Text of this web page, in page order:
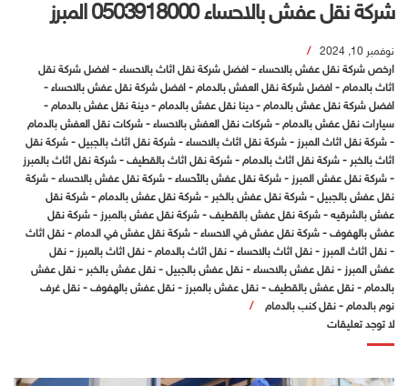
شركة نقل عفش بالاحساء 0503918000 المبرز
نوفمبر 10, 2024
ارخص شركة نقل عفش بالاحساء - افضل شركة نقل اثاث بالاحساء - افضل شركة نقل
اثاث بالدمام - افضل شركة نقل العفش بالدمام - افضل شركة نقل عفش بالاحساء -
افضل شركة نقل عفش بالدمام -دينا نقل عفش بالدمام -دينة نقل عفش بالدمام -
سيارات نقل عفش بالدمام - شركات نقل العفش بالاحساء - شركات نقل العفش بالدمام
- شركة نقل اثاث المبرز - شركة نقل اثاث بالاحساء - شركة نقل اثاث بالجبيل - شركة نقل
اثاث بالخبر - شركة نقل اثاث بالدمام - شركة نقل اثاث بالقطيف - شركة نقل اثاث بالمبرز
- شركة نقل عفش المبرز - شركة نقل عفش بالأحساء - شركة نقل عفش بالاحساء - شركة
نقل عفش بالجبيل - شركة نقل عفش بالخبر - شركة نقل عفش بالدمام - شركة نقل
عفش بالشرقيه - شركة نقل عفش بالقطيف - شركة نقل عفش بالمبرز - شركة نقل
عفش بالهفوف - شركة نقل عفش في الاحساء - شركة نقل عفش في الدمام - نقل اثاث
- نقل اثاث المبرز - نقل اثاث بالاحساء - نقل اثاث بالدمام - نقل اثاث بالمبرز - نقل
عفش المبرز - نقل عفش بالاحساء - نقل عفش بالجبيل - نقل عفش بالخبر - نقل عفش
بالدمام - نقل عفش بالقطيف - نقل عفش بالمبرز - نقل عفش بالهفوف - نقل غرف
نوم بالدمام - نقل كنب بالدمام
لا توجد تعليقات